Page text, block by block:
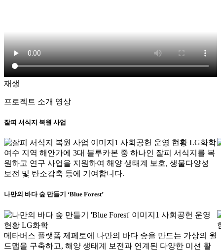
재생
프로젝트 소개 영상
잘피 서식지 복원 사업
여수 지역 해안가에 3대 블루카본 중 하나인 잘피 서식지를 복
원하고 연구 사업을 지원하여 해양 생태계 보호, 생물다양성
보전 및 탄소감축 등에 기여합니다.
나만의 바다 숲 만들기 ‘Blue Forest’
메타버스 플랫폼 제페토에 나만의 바다 숲을 만드는 가상의 월
드맵을 구축하고, 해양 생태계 보전과 연계된 다양한 미션 활